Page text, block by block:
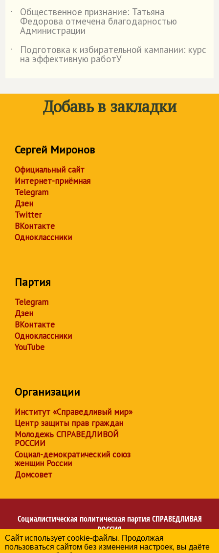
˙
Общественное признание: Татьяна
Федорова отмечена благодарностью
Администрации
˙
Подготовка к избирательной кампании: курс
на эффективную работУ
Добавь в закладки
Сергей Миронов
Официальный сайт
Интернет-приёмная
Telegram
Дзен
Twitter
ВКонтакте
Одноклассники
Партия
Telegram
Дзен
ВКонтакте
Одноклассники
YouTube
Организации
Институт «Справедливый мир»
Центр защиты прав граждан
Молодежь СПРАВЕДЛИВОЙ
РОССИИ
Социал-демократический союз
женщин России
Домсовет
Социалистическая политическая партия СПРАВЕДЛИВАЯ
РОССИЯ
Региональное отделение партии в Республике
Сайт использует cookie-файлы. Продолжая
пользоваться сайтом без изменения настроек, вы даёте